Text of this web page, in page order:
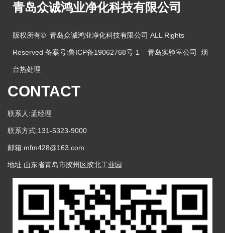
青岛众诚鸿业净化科技有限公司
版权所有© 青岛众诚鸿业净化科技有限公司 ALL Rights
Reserved 备案号:鲁ICP备19062768号-1 青岛实验室公司 烟
台热处理
CONTACT
联系人:孟经理
联系方式:131-5323-9000
邮箱:mfm428@163.com
地址:山东省青岛市胶州区胶北工业园